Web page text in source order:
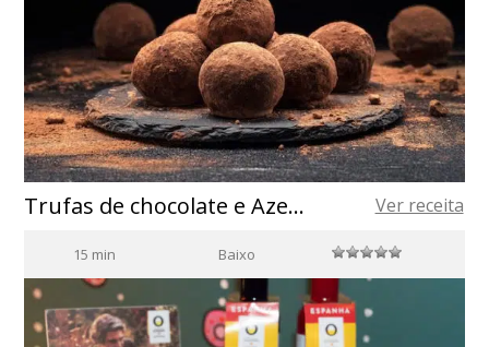
Trufas de chocolate e Azeite de Oliva Extra Virgem Ver receita
15 min Baixo